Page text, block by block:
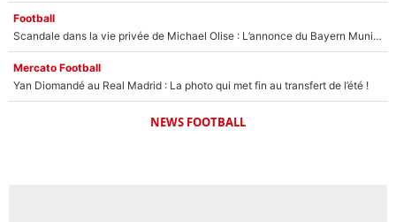
Football
Scandale dans la vie privée de Michael Olise : L’annonce du Bayern Munich sur son enfant caché
Mercato Football
Yan Diomandé au Real Madrid : La photo qui met fin au transfert de l’été !
NEWS FOOTBALL